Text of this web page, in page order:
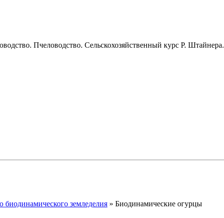
Пчеловодство. Сельскохозяйственный курс Р. Штайнера.
биодинамического земледелия » Биодинамические огурцы